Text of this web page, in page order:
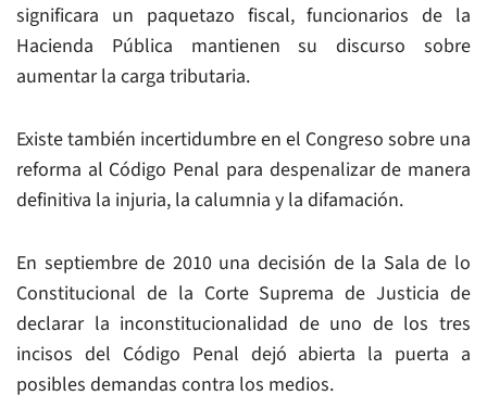
significara un paquetazo fiscal, funcionarios de la
Hacienda Pública mantienen su discurso sobre
aumentar la carga tributaria.
Existe también incertidumbre en el Congreso sobre una
reforma al Código Penal para despenalizar de manera
definitiva la injuria, la calumnia y la difamación.
En septiembre de 2010 una decisión de la Sala de lo
Constitucional de la Corte Suprema de Justicia de
declarar la inconstitucionalidad de uno de los tres
incisos del Código Penal dejó abierta la puerta a
posibles demandas contra los medios.